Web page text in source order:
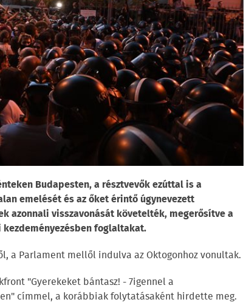
Budapesten, a résztvevők ezúttal is a
emelését és az őket érintő úgynevezett
azonnali visszavonását követelték, megerősítve a
kezdeményezésben foglaltakat.
a Parlament mellől indulva az Oktogonhoz vonultak.
"Gyerekeket bántasz! - 7igennel a
címmel, a korábbiak folytatásaként hirdette meg.